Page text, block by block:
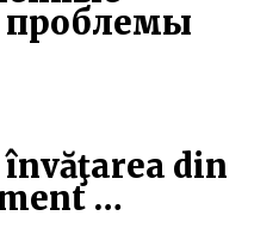
проблемы
învăţarea din
…